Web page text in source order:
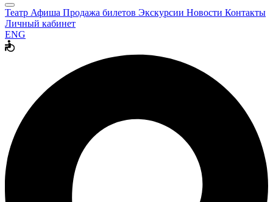
Театр Афиша Продажа билетов Экскурсии Новости Контакты
Личный кабинет
ENG